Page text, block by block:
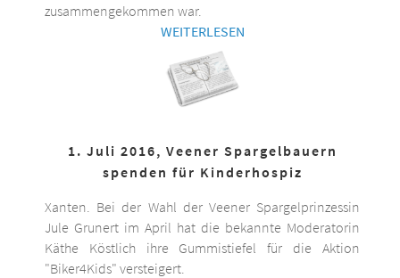
zusammengekommen war.
WEITERLESEN
1. Juli 2016, Veener Spargelbauern
spenden für Kinderhospiz
Xanten. Bei der Wahl der Veener Spargelprinzessin
Jule Grunert im April hat die bekannte Moderatorin
Käthe Köstlich ihre Gummistiefel für die Aktion
"Biker4Kids" versteigert.